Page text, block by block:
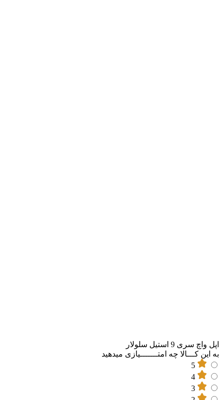
اپل واچ سری 9 استیل سلولار
به این کـــالا چه امتـــــــیازی میدهید